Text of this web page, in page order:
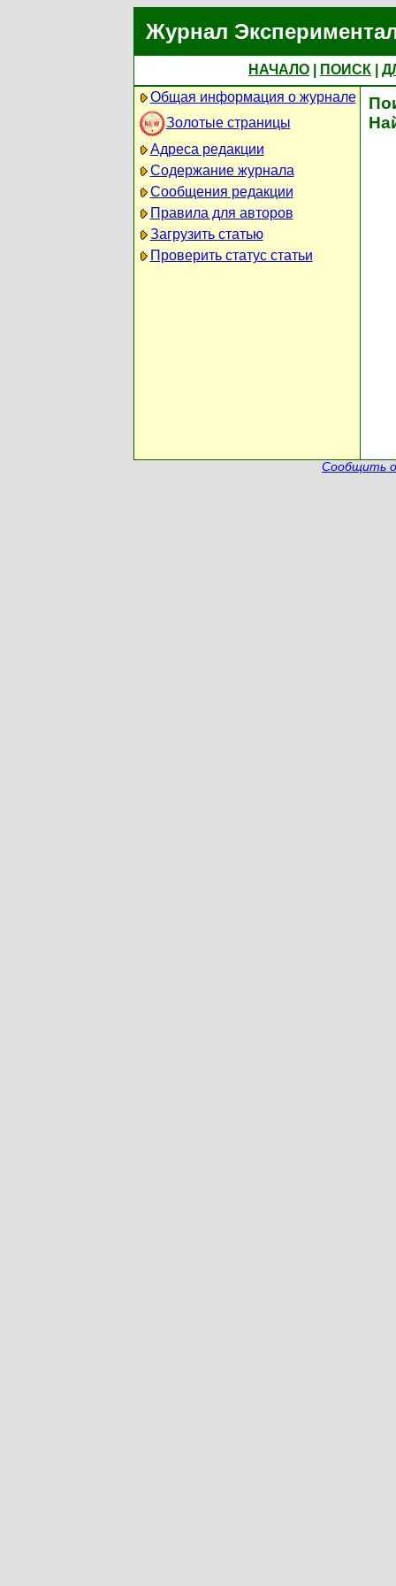
Журнал
НАЧАЛО ПОИСК
Общая информация о журнале
Золотые страницы
Адреса редакции
Содержание журнала
Сообщения редакции
Правила для авторов
Загрузить статью
Проверить статус статьи
Сообщить о